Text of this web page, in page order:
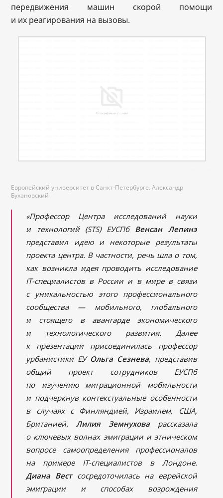
передвижения машин скорой помощи
и их реагирования на вызовы.
Европейский университет в Санкт-Петербурге. Александр
Бухановский
«Профессор Центра исследований науки
и технологий (STS) ЕУСПбВенсан Лепинэ
представил идею и некоторые результаты
проекта центра. В частности, речь шла о том,
как возникла идея проводить исследование
IT-специалистов в России и в мире в связи
с уникальностью этого профессионального
сообщества — мобильного, глобального
и стоящего в авангарде экономического
и технологического развития. Далее
к презентации присоединилась профессор
урбанистики ЕУ Ольга Сезнева, представив
общий проект сотрудников ЕУСПб
по изучению миграционной мобильности
и подчеркнув контекстуальные особенности
в случаях с Финляндией, Израилем, США,
Британией.Лилия Земнуховарассказала
о ключевых волнах эмиграции и этническом
вопросе самоопределения профессионалов
на примере IT-специалистов в Лондоне.
Диана Вестсосредоточилась на еврейской
эмиграции и способах возрождения